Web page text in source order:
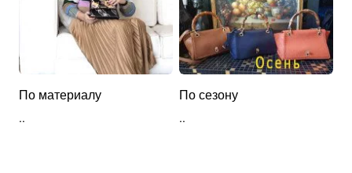
По материалу
..
По сезону
..